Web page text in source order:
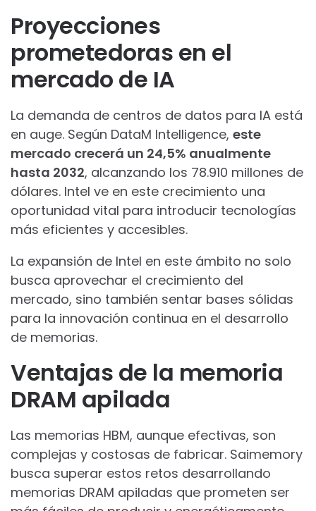
Proyecciones
prometedoras en el
mercado de IA
La demanda de centros de datos para IA está
en auge. Según DataM Intelligence, este
mercado crecerá un 24,5% anualmente
hasta 2032, alcanzando los 78.910 millones de
dólares. Intel ve en este crecimiento una
oportunidad vital para introducir tecnologías
más eficientes y accesibles.
La expansión de Intel en este ámbito no solo
busca aprovechar el crecimiento del
mercado, sino también sentar bases sólidas
para la innovación continua en el desarrollo
de memorias.
Ventajas de la memoria
DRAM apilada
Las memorias HBM, aunque efectivas, son
complejas y costosas de fabricar. Saimemory
busca superar estos retos desarrollando
memorias DRAM apiladas que prometen ser